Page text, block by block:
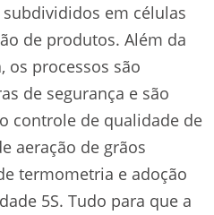
em células
de produtos. Além da
os processos são
de segurança e são
controle de qualidade de
aeração de grãos
termometria e adoção
5S. Tudo para que a